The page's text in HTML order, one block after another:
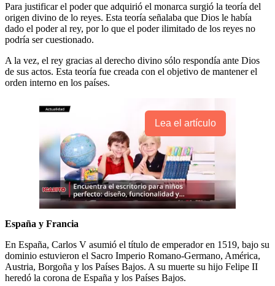
Para justificar el poder que adquirió el monarca surgió la teoría del
origen divino de lo reyes. Esta teoría señalaba que Dios le había
dado el poder al rey, por lo que el poder ilimitado de los reyes no
podría ser cuestionado.
A la vez, el rey gracias al derecho divino sólo respondía ante Dios
de sus actos. Esta teoría fue creada con el objetivo de mantener el
orden interno en los países.
Lea el artículo
España y Francia
En España, Carlos V asumió el título de emperador en 1519, bajo su
dominio estuvieron el Sacro Imperio Romano-Germano, América,
Austria, Borgoña y los Países Bajos. A su muerte su hijo Felipe II
heredó la corona de España y los Países Bajos.